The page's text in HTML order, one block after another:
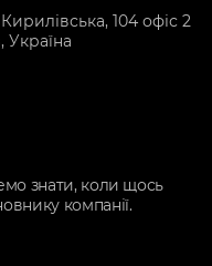
104 офіс 2
Україна
знати, коли щось
компанії.